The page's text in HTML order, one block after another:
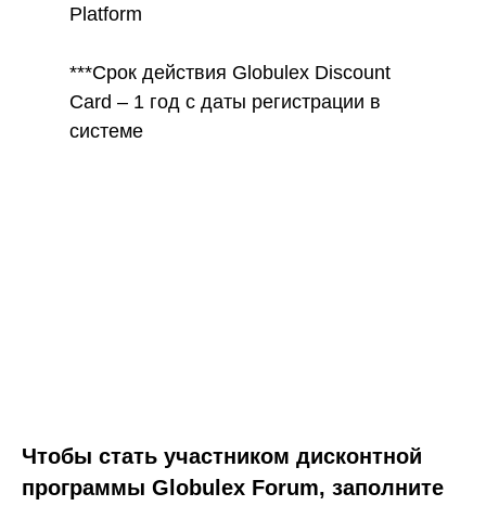
Platform
***Срок действия Globulex Discount
Card – 1 год с даты регистрации в
системе
Чтобы стать участником дисконтной
программы Globulex Forum, заполните